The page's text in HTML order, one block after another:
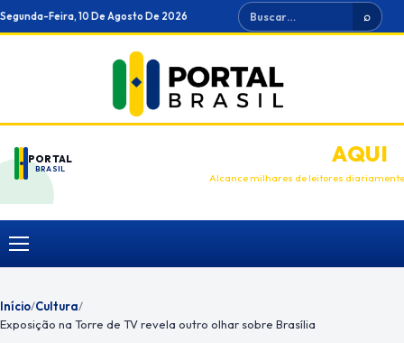
Ir
para
Segunda-Feira, 10 De Agosto De 2026 Buscar ⌕
PORTAL
BRASIL
ANUNCIEAQUI
Alcance milhares de leitores diariamente
Menu
Início/Cultura/
Exposição na Torre de TV revela outro olhar sobre Brasília